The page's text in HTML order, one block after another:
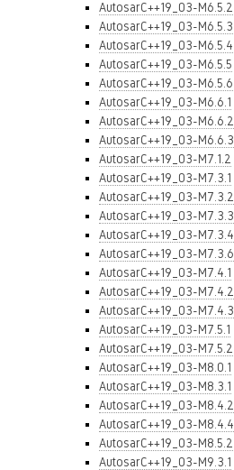
AutosarC++19_03-M6.5.2
AutosarC++19_03-M6.5.3
AutosarC++19_03-M6.5.4
AutosarC++19_03-M6.5.5
AutosarC++19_03-M6.5.6
AutosarC++19_03-M6.6.1
AutosarC++19_03-M6.6.2
AutosarC++19_03-M6.6.3
AutosarC++19_03-M7.1.2
AutosarC++19_03-M7.3.1
AutosarC++19_03-M7.3.2
AutosarC++19_03-M7.3.3
AutosarC++19_03-M7.3.4
AutosarC++19_03-M7.3.6
AutosarC++19_03-M7.4.1
AutosarC++19_03-M7.4.2
AutosarC++19_03-M7.4.3
AutosarC++19_03-M7.5.1
AutosarC++19_03-M7.5.2
AutosarC++19_03-M8.0.1
AutosarC++19_03-M8.3.1
AutosarC++19_03-M8.4.2
AutosarC++19_03-M8.4.4
AutosarC++19_03-M8.5.2
AutosarC++19_03-M9.3.1